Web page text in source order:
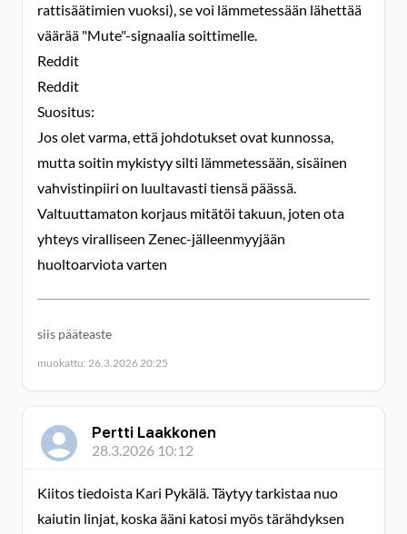
rattisäätimien vuoksi), se voi lämmetessään lähettää
väärää "Mute"-signaalia soittimelle.
Reddit
Reddit
Suositus:
Jos olet varma, että johdotukset ovat kunnossa,
mutta soitin mykistyy silti lämmetessään, sisäinen
vahvistinpiiri on luultavasti tiensä päässä.
Valtuuttamaton korjaus mitätöi takuun, joten ota
yhteys viralliseen Zenec-jälleenmyyjään
huoltoarviota varten
siis pääteaste
muokattu: 26.3.2026 20:25
Pertti Laakkonen
28.3.2026 10:12
Kiitos tiedoista Kari Pykälä. Täytyy tarkistaa nuo
kaiutin linjat, koska ääni katosi myös tärähdyksen